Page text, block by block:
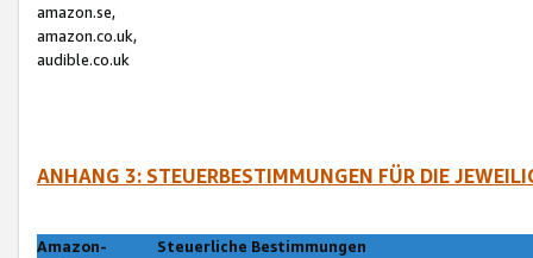
amazon.se,
amazon.co.uk,
audible.co.uk
ANHANG 3: STEUERBESTIMMUNGEN FÜR DIE
Amazon-
Steuerliche Bestimmungen